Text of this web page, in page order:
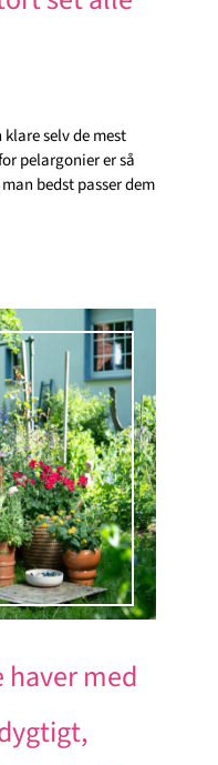
selv de mest
pelargonier er så
bedst passer dem
med